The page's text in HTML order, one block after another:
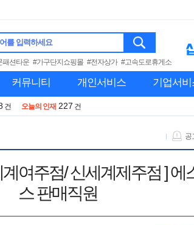
를 입력하세요
패션타운 #가구단지쇼핑몰 #전자상가 #고속도로휴게소
커뮤니티 개인서비스 기업서비
건 오늘의 인재 227 건
공
여주점/ 신세계제주점 ]
스 판매직원